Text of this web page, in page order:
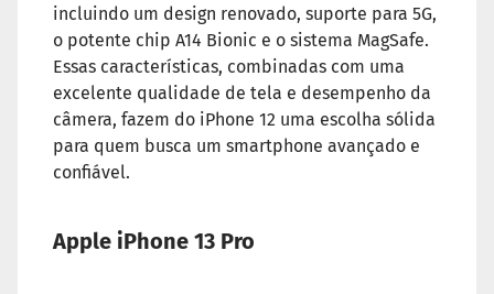
incluindo um design renovado, suporte para 5G,
o potente chip A14 Bionic e o sistema MagSafe.
Essas características, combinadas com uma
excelente qualidade de tela e desempenho da
câmera, fazem do iPhone 12 uma escolha sólida
para quem busca um smartphone avançado e
confiável.
Apple iPhone 13 Pro